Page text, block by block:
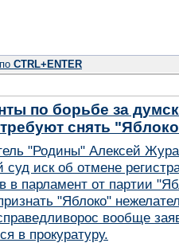
CTRL+ENTER
по борьбе за
снять
"Родины" Алексей
суд иск об отмене
в парламент от партии
"Яблоко"
вообще
в прокуратуру.